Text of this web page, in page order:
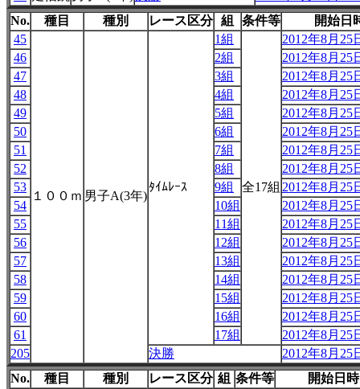
No.
種目 種別 レース区分 組 条件等
開始日
45
１００ｍ 男子A(3年)
ﾀｲﾑﾚｰｽ
1組
全17組
2012年8月25
46
2組
2012年8月25
47
3組
2012年8月25
48
4組
2012年8月25
49
5組
2012年8月25
50
6組
2012年8月25
51
7組
2012年8月25
52
8組
2012年8月25
53
9組
2012年8月25
54
10組
2012年8月25
55
11組
2012年8月25
56
12組
2012年8月25
57
13組
2012年8月25
58
14組
2012年8月25
59
15組
2012年8月25
60
16組
2012年8月25
61
17組
2012年8月25
205
決勝
2012年8月25
No.
種目 種別 レース区分 組 条件等
開始日時